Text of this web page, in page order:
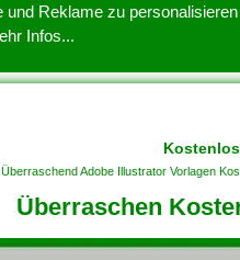
Reklame zu
Infos...
Überraschend Adobe Illustrator Vorlagen
Überraschen